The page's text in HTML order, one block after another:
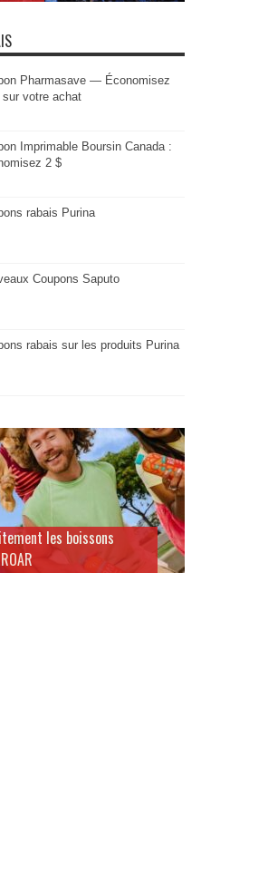
Pharmasave — Économisez
sur votre achat
Imprimable Boursin Canada :
2 $
rabais Purina
Coupons Saputo
rabais sur les produits Purina
les boissons